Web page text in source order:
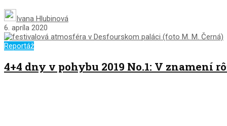
Ivana Hlubinová
6. apríla 2020
Reportáž
4+4 dny v pohybu 2019 No.1: V znamení